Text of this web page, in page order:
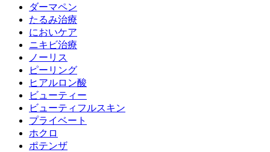
ダーマペン
たるみ治療
においケア
ニキビ治療
ノーリス
ピーリング
ヒアルロン酸
ビューティー
ビューティフルスキン
プライベート
ホクロ
ポテンザ